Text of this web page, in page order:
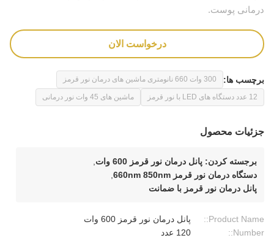
درمانی پوست.
درخواست الان
برچسب ها: 300 وات 660 نانومتری ماشین های درمان نور قرمز
12 عدد دستگاه های LED با نور قرمز ماشین های 45 وات نور درمانی
جزئیات محصول
برجسته کردن: پانل درمان نور قرمز 600 وات
دستگاه درمان نور قرمز 660nm 850nm
پانل درمان نور قرمز با ضمانت
Product Name::
پانل درمان نور قرمز 600 وات
Number::
120 عدد